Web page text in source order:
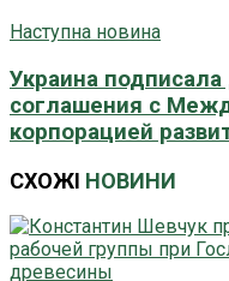
Наступна новина
Украина
соглашения с
корпорацией
СХОЖІ НОВИНИ